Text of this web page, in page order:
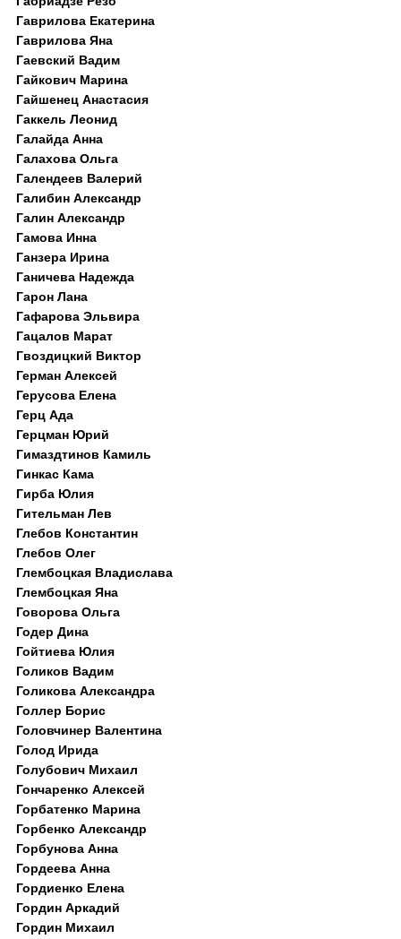
Гаврилова Екатерина
Гаврилова Яна
Гаевский Вадим
Гайкович Марина
Гайшенец Анастасия
Гаккель Леонид
Галайда Анна
Галахова Ольга
Галендеев Валерий
Галибин Александр
Галин Александр
Гамова Инна
Ганзера Ирина
Ганичева Надежда
Гарон Лана
Гафарова Эльвира
Гацалов Марат
Гвоздицкий Виктор
Герман Алексей
Герусова Елена
Герц Ада
Герцман Юрий
Гимаздтинов Камиль
Гинкас Кама
Гирба Юлия
Гительман Лев
Глебов Константин
Глебов Олег
Глембоцкая Владислава
Глембоцкая Яна
Говорова Ольга
Годер Дина
Гойтиева Юлия
Голиков Вадим
Голикова Александра
Голлер Борис
Головчинер Валентина
Голод Ирида
Голубович Михаил
Гончаренко Алексей
Горбатенко Марина
Горбенко Александр
Горбунова Анна
Гордеева Анна
Гордиенко Елена
Гордин Аркадий
Гордин Михаил